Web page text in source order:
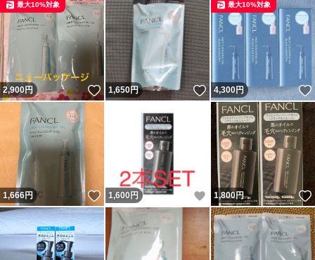
2,900円 いいね！
最大10%対象
1,650円 いいね！
4,300円
最大10%対象
1,666円 いいね！
1,600 円 いいね！
1,800円